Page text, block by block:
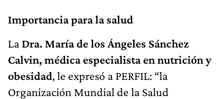
Importancia para la salud
La Dra. María de los Ángeles Sánchez
Calvin, médica especialista en nutrición y
obesidad, le expresó a PERFIL: “la
Organización Mundial de la Salud